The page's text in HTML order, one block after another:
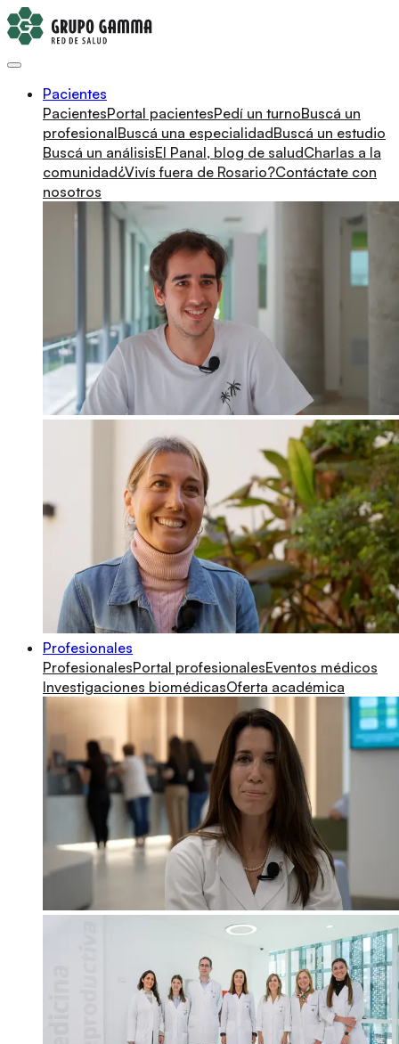
Pacientes
PacientesPortal pacientesPedí un turnoBuscá un
profesionalBuscá una especialidadBuscá un estudio
Buscá un análisisEl Panal, blog de saludCharlas a la
comunidad¿Vivís fuera de Rosario?Contáctate con
nosotros
Profesionales
ProfesionalesPortal profesionalesEventos médicos
Investigaciones biomédicasOferta académica